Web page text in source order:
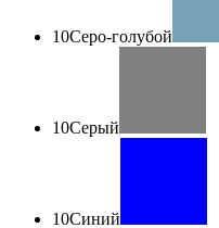
10Серо-голубой
10Серый
10Синий